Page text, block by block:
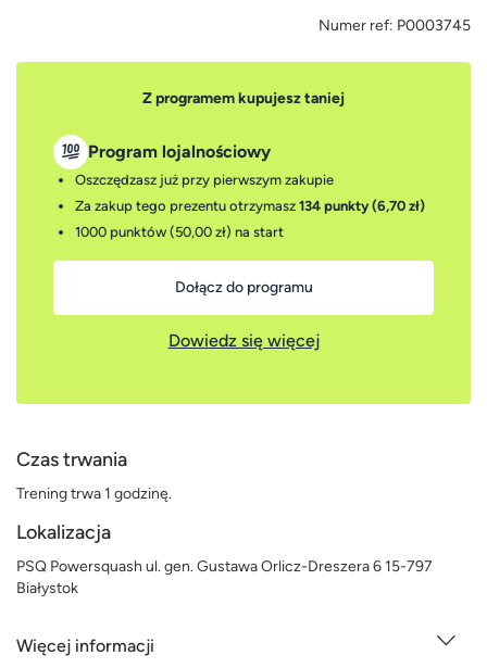
Numer ref: P0003745
Z programem kupujesz taniej
Program lojalnościowy
Oszczędzasz już przy pierwszym zakupie
Za zakup tego prezentu otrzymasz 134 punkty (6,70 zł)
1000 punktów (50,00 zł) na start
Dołącz do programu
Dowiedz się więcej
Czas trwania
Trening trwa 1 godzinę.
Lokalizacja
PSQ Powersquash ul. gen. Gustawa Orlicz-Dreszera 6 15-797
Białystok
Więcej informacji